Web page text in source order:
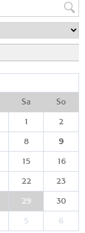
Sa So
1 2
8 9
15 16
22 23
29 30
5 6